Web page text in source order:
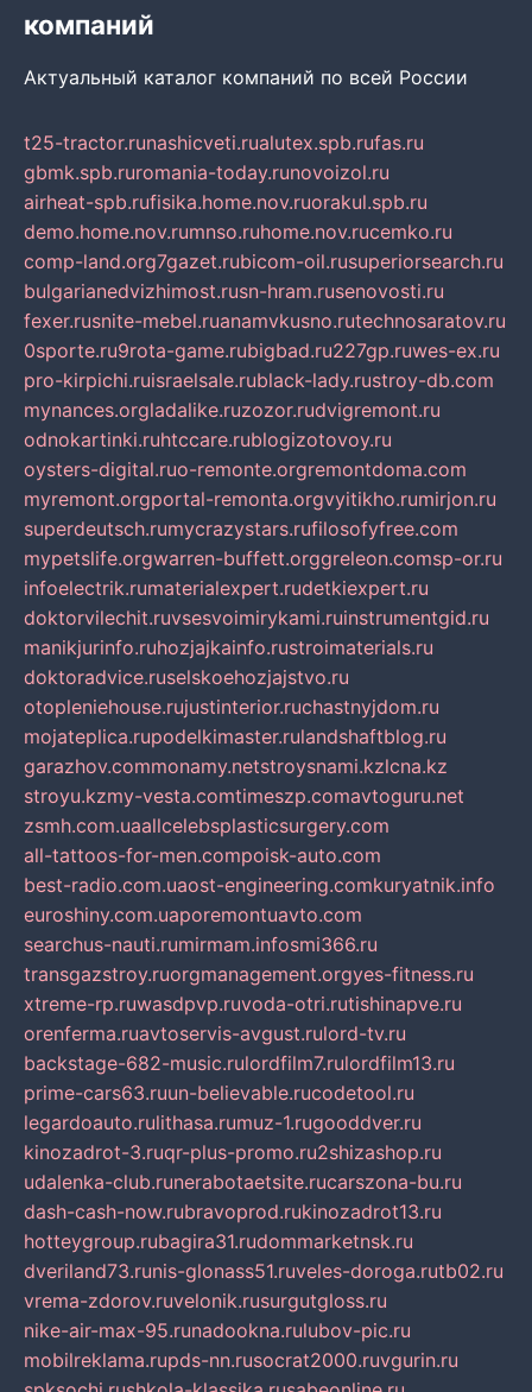
компаний
Актуальный каталог компаний по всей России
t25-tractor.runashicveti.rualutex.spb.rufas.ru
gbmk.spb.ruromania-today.runovoizol.ru
airheat-spb.rufisika.home.nov.ruorakul.spb.ru
demo.home.nov.rumnso.ruhome.nov.rucemko.ru
comp-land.org7gazet.rubicom-oil.rusuperiorsearch.ru
bulgarianedvizhimost.rusn-hram.rusenovosti.ru
fexer.rusnite-mebel.ruanamvkusno.rutechnosaratov.ru
0sporte.ru9rota-game.rubigbad.ru227gp.ruwes-ex.ru
pro-kirpichi.ruisraelsale.rublack-lady.rustroy-db.com
mynances.orgladalike.ruzozor.rudvigremont.ru
odnokartinki.ruhtccare.rublogizotovoy.ru
oysters-digital.ruo-remonte.orgremontdoma.com
myremont.orgportal-remonta.orgvyitikho.rumirjon.ru
superdeutsch.rumycrazystars.rufilosofyfree.com
mypetslife.orgwarren-buffett.orggreleon.comsp-or.ru
infoelectrik.rumaterialexpert.rudetkiexpert.ru
doktorvilechit.ruvsesvoimirykami.ruinstrumentgid.ru
manikjurinfo.ruhozjajkainfo.rustroimaterials.ru
doktoradvice.ruselskoehozjajstvo.ru
otopleniehouse.rujustinterior.ruchastnyjdom.ru
mojateplica.rupodelkimaster.rulandshaftblog.ru
garazhov.commonamy.netstroysnami.kzlcna.kz
stroyu.kzmy-vesta.comtimeszp.comavtoguru.net
zsmh.com.uaallcelebsplasticsurgery.com
all-tattoos-for-men.compoisk-auto.com
best-radio.com.uaost-engineering.comkuryatnik.info
euroshiny.com.uaporemontuavto.com
searchus-nauti.rumirmam.infosmi366.ru
transgazstroy.ruorgmanagement.orgyes-fitness.ru
xtreme-rp.ruwasdpvp.ruvoda-otri.rutishinapve.ru
orenferma.ruavtoservis-avgust.rulord-tv.ru
backstage-682-music.rulordfilm7.rulordfilm13.ru
prime-cars63.ruun-believable.rucodetool.ru
legardoauto.rulithasa.rumuz-1.rugooddver.ru
kinozadrot-3.ruqr-plus-promo.ru2shizashop.ru
udalenka-club.runerabotaetsite.rucarszona-bu.ru
dash-cash-now.rubravoprod.rukinozadrot13.ru
hotteygroup.rubagira31.rudommarketnsk.ru
dveriland73.runis-glonass51.ruveles-doroga.rutb02.ru
vrema-zdorov.ruvelonik.rusurgutgloss.ru
nike-air-max-95.runadookna.rulubov-pic.ru
mobilreklama.rupds-nn.rusocrat2000.ruvgurin.ru